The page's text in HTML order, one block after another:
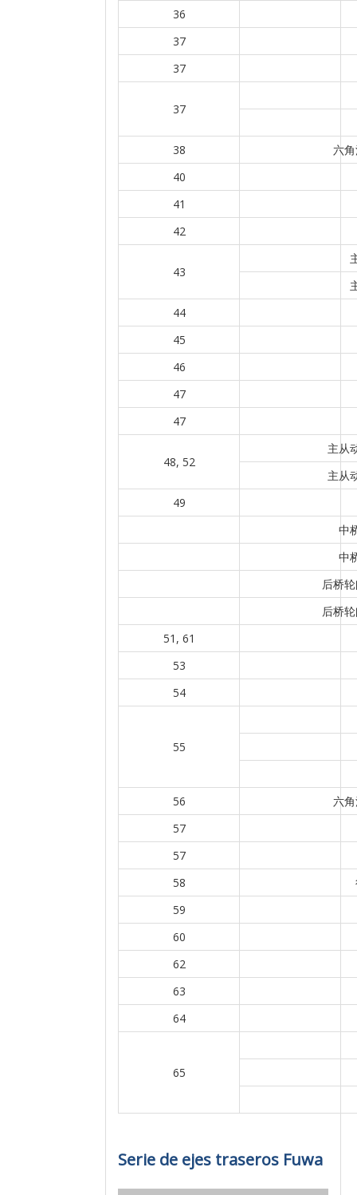
36
37
37
37
38
六
40
41
42
43
44
45
46
47
47
48, 52
主从
主从
49
中
中
后桥
后桥
51, 61
53
54
55
56
六
57
57
58
59
60
62
63
64
65
Serie de ejes traseros Fuwa